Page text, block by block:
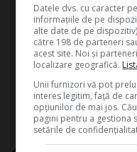
Datele dvs. cu caracter
informațiile de pe
alte date de pe
către 198 de parteneri
acest site. Noi și
localizare geografică.
Unii furnizori vă pot
interes legitim, față de
opțiunilor de mai jos.
pagini pentru a gestiona
setările de